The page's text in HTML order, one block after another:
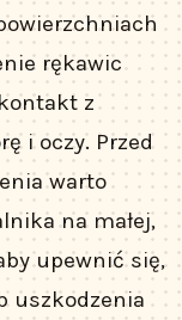
rękawic
z
i oczy. Przed
warto
na małej,
upewnić się,
uszkodzenia